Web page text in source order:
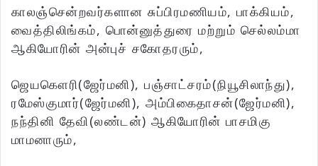
காலஞ்சென்றவர்களான சுப்பிரமணியம், பாக்கியம்,
வைத்திலிங்கம், பொன்னுத்துரை மற்றும் செல்லம்மா
ஆகியோரின் அன்புச் சகோதரரும்,
ஜெயகௌரி(ஜேர்மனி), பஞ்சாட்சரம்(நியூசிலாந்து),
ரமேஸ்குமார்(ஜேர்மனி), அம்பிகைதாசன்(ஜேர்மனி),
நந்தினி தேவி(லண்டன்) ஆகியோரின் பாசமிகு
மாமனாரும்,